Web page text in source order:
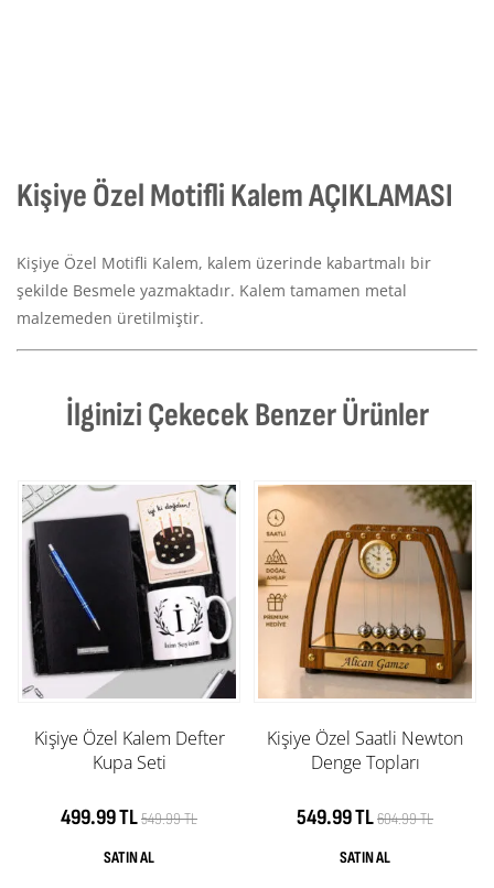
Kişiye Özel Motifli Kalem AÇIKLAMASI
Kişiye Özel Motifli Kalem, kalem üzerinde kabartmalı bir
şekilde Besmele yazmaktadır. Kalem tamamen metal
malzemeden üretilmiştir.
İlginizi Çekecek Benzer Ürünler
Kişiye Özel Kalem Defter
Kupa Seti
499.99 TL549.99 TL
Kişiye Özel Saatli Newton
Denge Topları
549.99 TL604.99 TL